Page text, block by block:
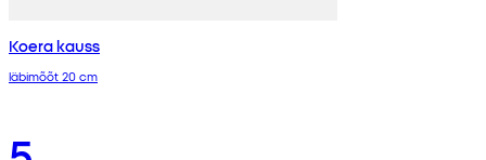
Koera kauss
läbimõõt 20 cm